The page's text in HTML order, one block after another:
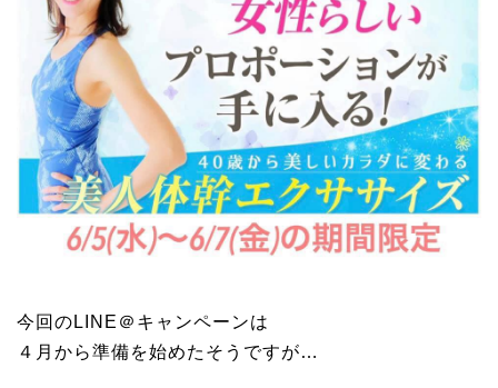
今回のLINE＠キャンペーンは
４月から準備を始めたそうですが…